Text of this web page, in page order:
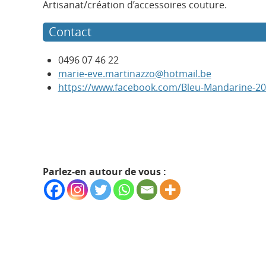
Artisanat/création d’accessoires couture.
Contact
0496 07 46 22
marie-eve.martinazzo@hotmail.be
https://www.facebook.com/Bleu-Mandarine-
Parlez-en autour de vous :